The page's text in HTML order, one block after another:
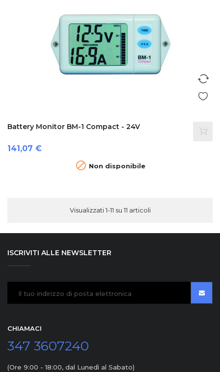
Battery Monitor BM-1 Compact - 24V
Prezzo
141,07 €
 Non disponibile
Visualizzati 1-11 su 11 articoli
ISCRIVITI ALLE NEWSLETTER
CHIAMACI
347 3607240
(Ore 9:00 - 18:00, dal Lunedì al Sabato)